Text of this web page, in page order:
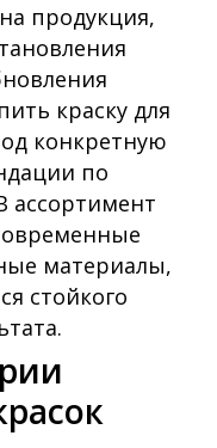
продукция,
краску для
конкретную
по
ассортимент
материалы,
стойкого